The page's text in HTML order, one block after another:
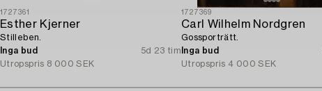
1727361
Esther Kjerner
Stilleben.
Inga bud
5d 23 tim
Utropspris 8 000 SEK
1727369
Carl Wilhelm Nordgren
Gossporträtt.
Inga bud
Utropspris 4 000 SEK